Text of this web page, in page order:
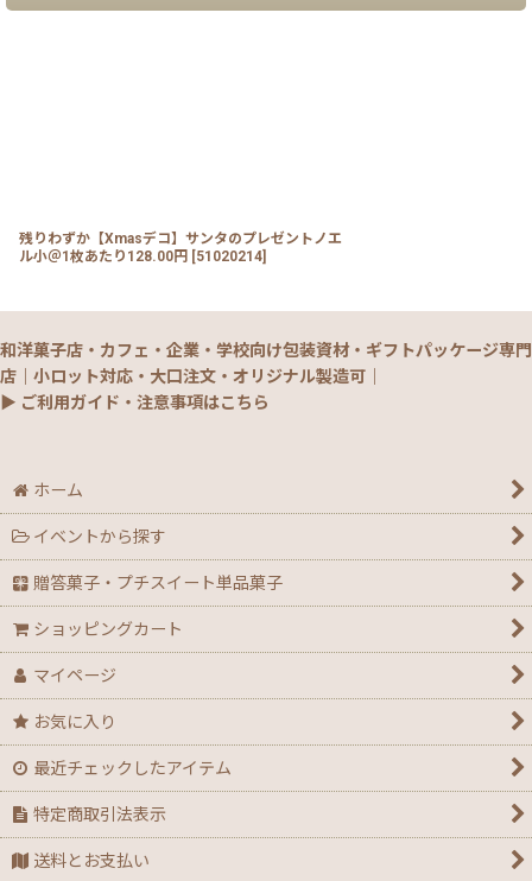
残りわずか【Xmasデコ】サンタのプレゼントノエ
ル小＠1枚あたり128.00円 [51020214]
和洋菓子店・カフェ・企業・学校向け包装資材・ギフトパッケージ専門
店｜小ロット対応・大口注文・オリジナル製造可｜
▶ ご利用ガイド・注意事項はこちら
ホーム
イベントから探す
贈答菓子・プチスイート単品菓子
ショッピングカート
マイページ
お気に入り
最近チェックしたアイテム
特定商取引法表示
送料とお支払い